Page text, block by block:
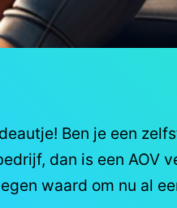
Ben je een
dan is een AOV
waard om nu al